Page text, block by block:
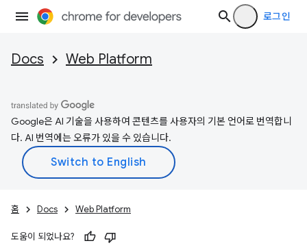
로그인
Docs Web Platform
Google은 AI 기술을 사용하여 콘텐츠를 사용자의 기본 언어로 번역합니
다. AI 번역에는 오류가 있을 수 있습니다.
홈 Docs Web Platform
도움이 되었나요?